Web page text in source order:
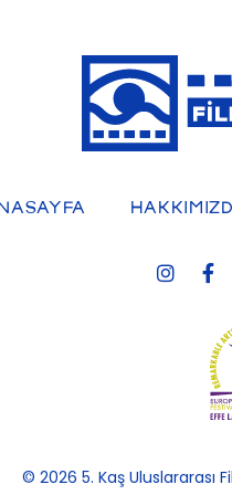
© 2026 5. Kaş Uluslararası